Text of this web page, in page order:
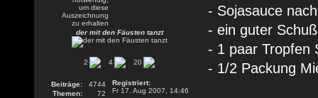
der mit den Fäusten tanzt
2 4 20
Beiträge:
4744
Themen:
72
Registriert:
Fr 17. Aug 2007, 14:46
- Sojasauce
- ein guter
- 1 paar Tropfen
- 1/2 Packung